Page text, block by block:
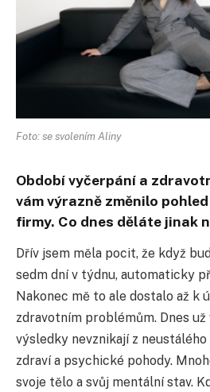
Foto: se svolením Aliny
Období vyčerpání a
vám výrazně změnilo
firmy. Co dnes děláte jinak
Dřív jsem měla pocit, že když
sedm dní v týdnu, automaticky
Nakonec mě to ale dostalo až k
zdravotním problémům. Dnes už
výsledky nevznikají z
zdraví a psychické pohody.
svoje tělo a svůj mentální stav.